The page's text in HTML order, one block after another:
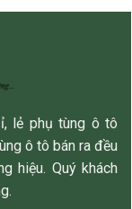
lẻ phụ tùng ô tô
ô tô bán ra đều
hiệu. Quý khách